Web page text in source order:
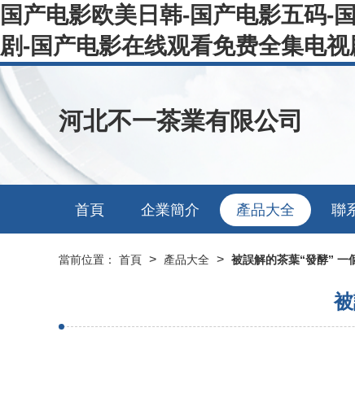
国产电影欧美日韩-国产电影五码-
剧-国产电影在线观看免费全集电
河北不一茶業有限公司
首頁 企業簡介 產品大全 聯
當前位置： 首頁 > 產品大全 > 被誤解的茶葉“發酵” 一